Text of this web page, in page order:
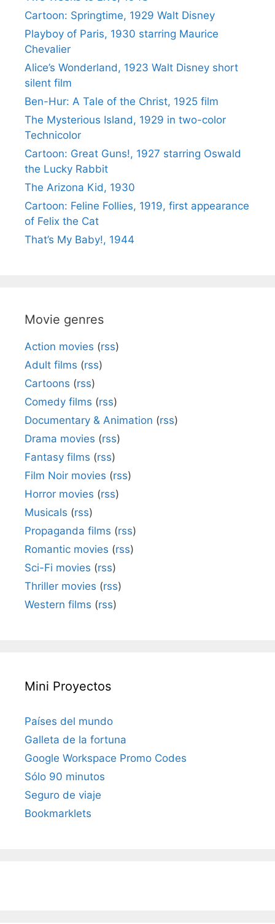
Cartoon: Springtime, 1929 Walt Disney
Playboy of Paris, 1930 starring Maurice
Chevalier
Alice’s Wonderland, 1923 Walt Disney short
silent film
Ben-Hur: A Tale of the Christ, 1925 film
The Mysterious Island, 1929 in two-color
Technicolor
Cartoon: Great Guns!, 1927 starring Oswald
the Lucky Rabbit
The Arizona Kid, 1930
Cartoon: Feline Follies, 1919, first appearance
of Felix the Cat
That’s My Baby!, 1944
Movie genres
Action movies (rss)
Adult films (rss)
Cartoons (rss)
Comedy films (rss)
Documentary & Animation (rss)
Drama movies (rss)
Fantasy films (rss)
Film Noir movies (rss)
Horror movies (rss)
Musicals (rss)
Propaganda films (rss)
Romantic movies (rss)
Sci-Fi movies (rss)
Thriller movies (rss)
Western films (rss)
Mini Proyectos
Países del mundo
Galleta de la fortuna
Google Workspace Promo Codes
Sólo 90 minutos
Seguro de viaje
Bookmarklets